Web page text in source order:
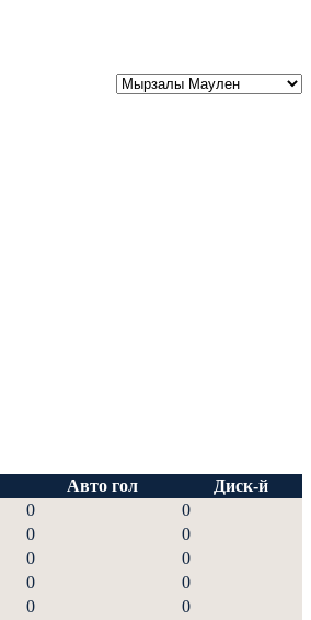
Авто гол
Диск-й
0
0
0
0
0
0
0
0
0
0